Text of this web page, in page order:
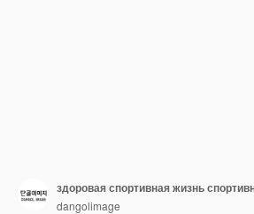
здоровая спортивная жизнь
dangolimage